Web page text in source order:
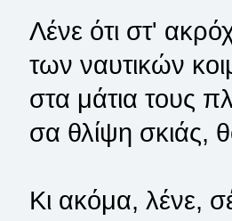
Λένε ότι στ'
των ναυτικών
στα μάτια τους
σα θλίψη σκιάς,
Κι ακόμα, λένε,